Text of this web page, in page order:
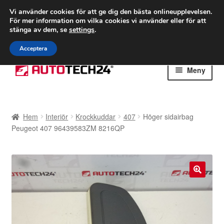
FRAKT från 75 kr
Världsomspännande frakt
Ring 766 924 713
Hoppa
till
Hoppa
till
Meny
Betalningar
Klagomål
Hem Interiör Krockkuddar 407
Höger sidairbag
Peugeot 407 96439583ZM 8216QP
Vi använder cookies för att ge dig den bästa onlineupplevelsen.
För mer information om vilka cookies vi använder eller för att
stänga av dem, se settings.
Acceptera